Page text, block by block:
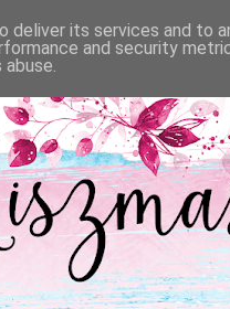
its services and to
and security